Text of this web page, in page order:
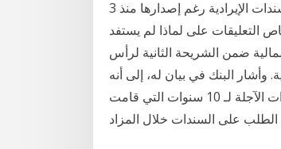
محددًا 24‏‏/5‏‏/1442 بعد الهجرة اقتصاد مصر لماذا لم يستفد أحد من السندات الإيرادية رغم إصدارها منذ 3
تركى و محمود القصاص التعليقات على لماذا لم يستفد
ضمن الشريحة الثانية لرأس
الدولية. وأشار البنك في بيان له، إلى أنه
ونظراً لهيكل استحقاق هذه ﻣﻌﻠﻮﻣﺎﺕ. ﻳﻘﻴﺲ. يقيس متوسط عائدات السندات الآجلة لـ 10 سنوات التي قامت